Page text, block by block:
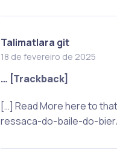
Talimatlara git
18 de fevereiro de 2025
… [Trackback]
[…] Read More here to
ressaca-do-baile-do-